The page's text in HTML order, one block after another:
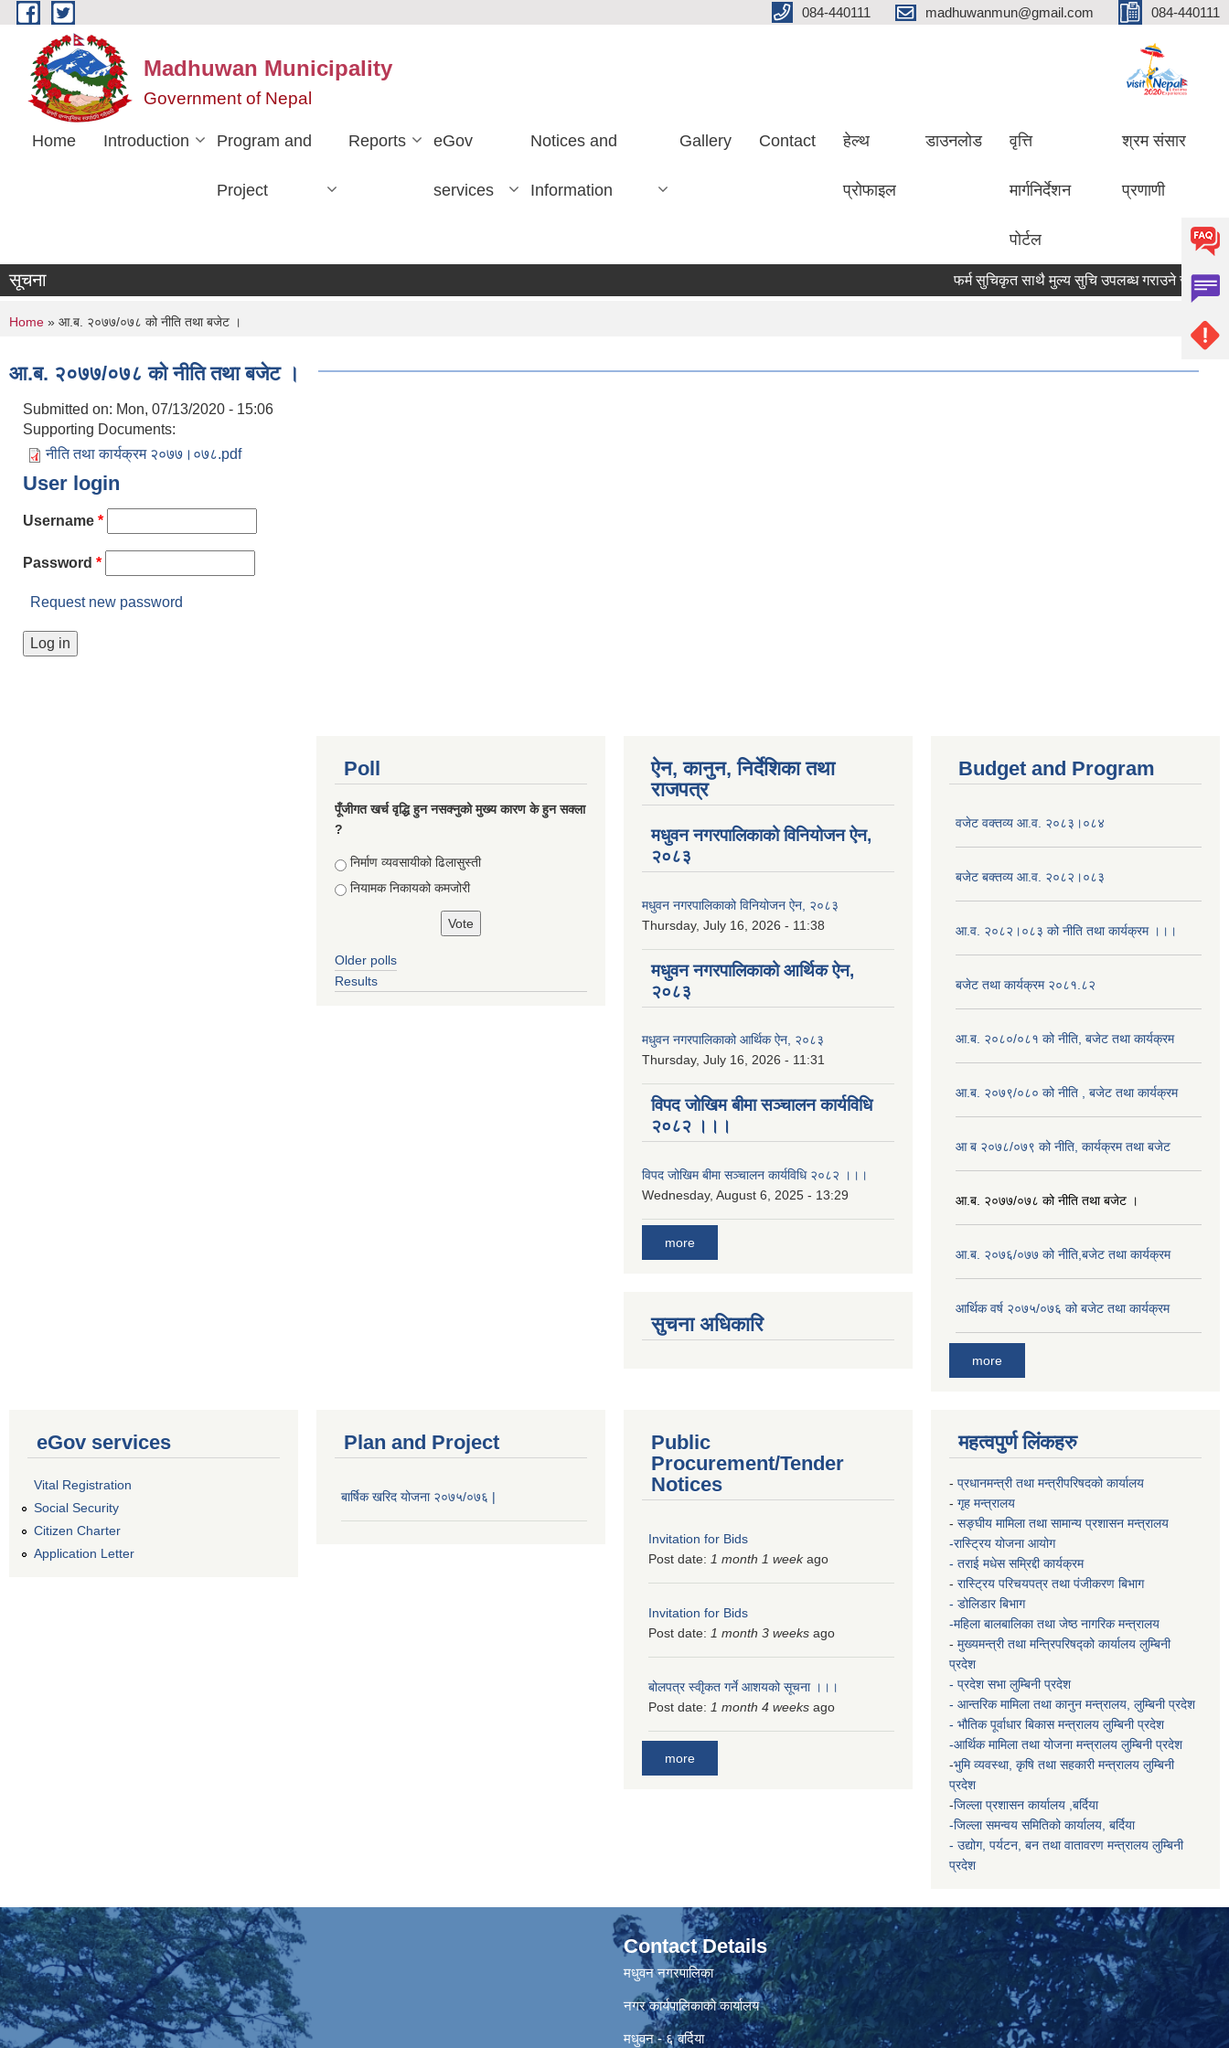
Skip to main content 084-440111 madhuwanmun@gmail.com 084-440111
Madhuwan Municipality
Government of Nepal
Home Introduction Program and
Project
Reports eGov
services
Notices and
Information
Gallery Contact हेल्थ
प्रोफाइल
डाउनलोड वृत्ति
मार्गनिर्देशन
पोर्टल
श्रम संसार
प्रणाणी
सूचना फर्म सुचिकृत साथै मुल्य सुचि उपलब्ध गराउने सम्बन्धमा
You are here
Home » आ.ब. २०७७/०७८ को नीति तथा बजेट ।
आ.ब. २०७७/०७८ को नीति तथा बजेट ।
Submitted on: Mon, 07/13/2020 - 15:06
Supporting Documents:
नीति तथा कार्यक्रम २०७७।०७८.pdf
User login
Username *
Password *
Request new password
Poll
पूँजीगत खर्च वृद्धि हुन नसक्नुको मुख्य कारण के हुन सक्ला
?
Choices
निर्माण व्यवसायीको ढिलासुस्ती
नियामक निकायको कमजोरी
Older polls
Results
ऐन, कानुन, निर्देशिका तथा
राजपत्र
मधुवन नगरपालिकाको विनियोजन ऐन,
२०८३
मधुवन नगरपालिकाको विनियोजन ऐन, २०८३
Thursday, July 16, 2026 - 11:38
मधुवन नगरपालिकाको आर्थिक ऐन,
२०८३
मधुवन नगरपालिकाको आर्थिक ऐन, २०८३
Thursday, July 16, 2026 - 11:31
विपद जोखिम बीमा सञ्चालन कार्यविधि
२०८२ ।।।
विपद जोखिम बीमा सञ्चालन कार्यविधि २०८२ ।।।
Wednesday, August 6, 2025 - 13:29
more
सुचना अधिकारि
Budget and Program
वजेट वक्तव्य आ.व. २०८३।०८४
बजेट बक्तव्य आ.व. २०८२।०८३
आ.व. २०८२।०८३ को नीति तथा कार्यक्रम ।।।
बजेट तथा कार्यक्रम २०८१.८२
आ.ब. २०८०/०८१ को नीति, बजेट तथा कार्यक्रम
आ.ब. २०७९/०८० को नीति , बजेट तथा कार्यक्रम
आ ब २०७८/०७९ को नीति, कार्यक्रम तथा बजेट
आ.ब. २०७७/०७८ को नीति तथा बजेट ।
आ.ब. २०७६/०७७ को नीति,बजेट तथा कार्यक्रम
आर्थिक वर्ष २०७५/०७६ को बजेट तथा कार्यक्रम
more
eGov services
Vital Registration
Social Security
Citizen Charter
Application Letter
Plan and Project
बार्षिक खरिद योजना २०७५/०७६ |
Public
Procurement/Tender
Notices
Invitation for Bids
Post date: 1 month 1 weekago
Invitation for Bids
Post date: 1 month 3 weeks ago
बोलपत्र स्वीृकत गर्ने आशयको सूचना ।।।
Post date: 1 month 4 weeks ago
more
महत्वपुर्ण लिंकहरु
- प्रधानमन्त्री तथा मन्त्रीपरिषदको कार्यालय
- गृह मन्त्रालय
- सङ्घीय मामिला तथा सामान्य प्रशासन मन्त्रालय
-रास्ट्रिय योजना आयोग
- तराई मधेस सम्रिद्दी कार्यक्रम
- रास्ट्रिय परिचयपत्र तथा पंजीकरण बिभाग
- डोलिडार बिभाग
-महिला बालबालिका तथा जेष्ठ नागरिक मन्त्रालय
- मुख्यमन्त्री तथा मन्त्रिपरिषद्को कार्यालय लुम्बिनी
प्रदेश
- प्रदेश सभा लुम्बिनी प्रदेश
- आन्तरिक मामिला तथा कानुन मन्त्रालय, लुम्बिनी प्रदेश
- भौतिक पूर्वाधार बिकास मन्त्रालय लुम्बिनी प्रदेश
-आर्थिक मामिला तथा योजना मन्त्रालय लुम्बिनी प्रदेश
-भुमि व्यवस्था, कृषि तथा सहकारी मन्त्रालय लुम्बिनी
प्रदेश
-जिल्ला प्रशासन कार्यालय ,बर्दिया
-जिल्ला समन्वय समितिको कार्यालय, बर्दिया
- उद्योग, पर्यटन, बन तथा वातावरण मन्त्रालय लुम्बिनी
प्रदेश
Contact Details
मधुवन नगरपालिका
नगर कार्यपालिकाको कार्यालय
मधुवन - ६ बर्दिया